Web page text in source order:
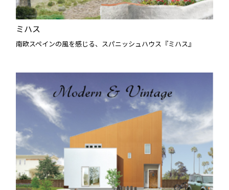
ミハス
南欧スペインの風を感じる、スパニッシュハウス『ミハス』